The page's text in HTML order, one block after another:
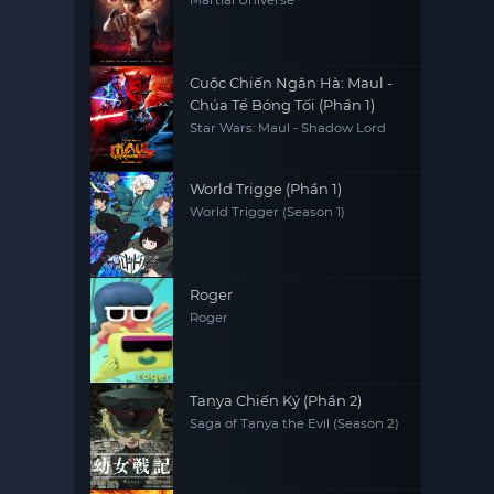
Cuộc Chiến Ngân Hà: Maul -
Chúa Tể Bóng Tối (Phần 1)
Star Wars: Maul - Shadow Lord
World Trigge (Phần 1)
World Trigger (Season 1)
Roger
Roger
Tanya Chiến Ký (Phần 2)
Saga of Tanya the Evil (Season 2)